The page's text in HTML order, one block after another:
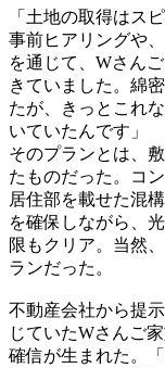
「土地の取得はス
事前ヒアリングや
を通じて、Wさん
きていました。綿
たが、きっとこれ
いていたんです」
そのプランとは、
たものだった。コ
居住部を載せた混
を確保しながら、
限もクリア。当然
ランだった。
不動産会社から提
じていたWさんご
確信が生まれた。